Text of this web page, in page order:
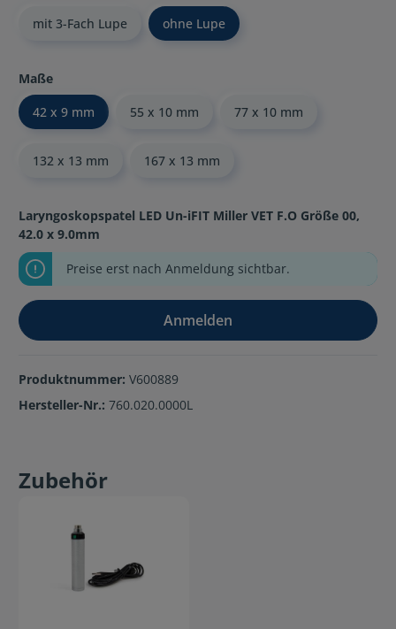
mit 3-Fach Lupe
ohne Lupe
Maße
42 x 9 mm
55 x 10 mm 77 x 10 mm
132 x 13 mm 167 x 13 mm
Laryngoskopspatel LED Un-iFIT Miller VET F.O Größe 00,
42.0 x 9.0mm
Preise erst nach Anmeldung sichtbar.
Anmelden
Produktnummer:V600889
Hersteller-Nr.:760.020.0000L
Zubehör